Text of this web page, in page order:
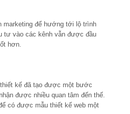
marketing để hướng tới lộ trình
tư vào các kênh vẫn được đầu
hơn.
kế đã tạo được một bước
được nhiều quan tâm đến thế.
có được mẫu thiết kế web một